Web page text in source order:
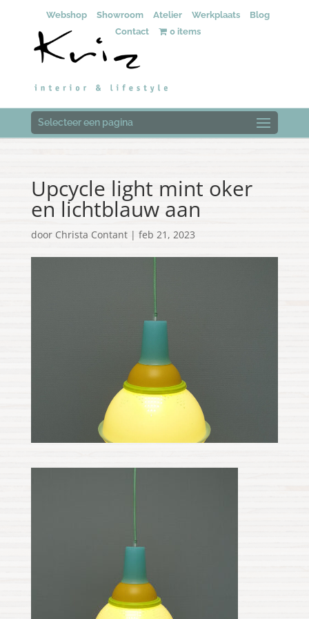
Webshop Showroom Atelier Werkplaats
Blog
Contact
0 items
Selecteer een pagina
Upcycle light mint oker
en lichtblauw aan
door Christa Contant| feb 21, 2023